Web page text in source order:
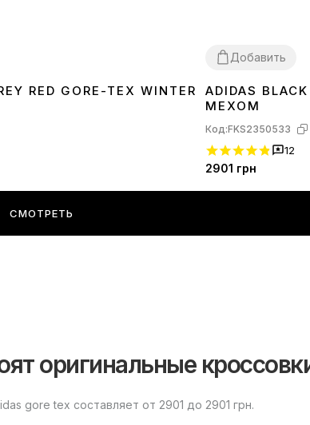
RED GORE-TEX WINTER
СМОТРЕТЬ
Добавить
44
ADIDAS
МЕХОМ
Код:FKS2350533
12
2901 грн
оригинальные
gore tex составляет от 2901 до 2901 грн.